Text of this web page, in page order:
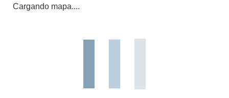
Cargando mapa....